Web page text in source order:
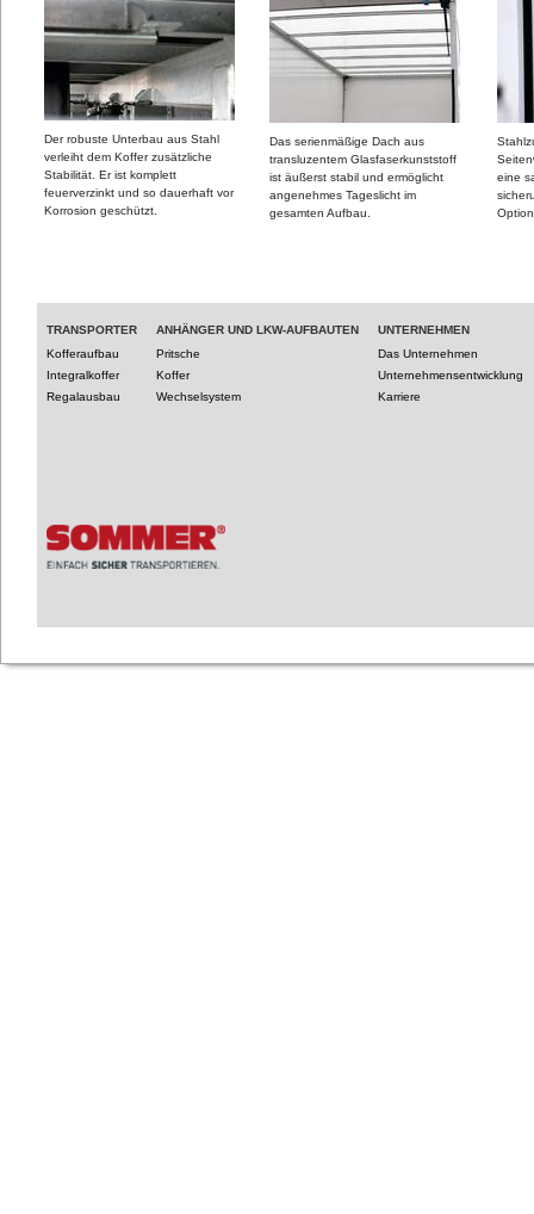
Der robuste Unterbau aus Stahl
verleiht dem Koffer zusätzliche
Stabilität. Er ist komplett
feuerverzinkt und so dauerhaft vor
Korrosion geschützt.
Das serienmäßige Dach aus
transluzentem Glasfaserkunststoff
ist äußerst stabil und ermöglicht
angenehmes Tageslicht im
gesamten Aufbau.
eine
TRANSPORTER
Kofferaufbau
Integralkoffer
Regalausbau
ANHÄNGER UND LKW-AUFBAUTEN
Pritsche
Koffer
Wechselsystem
UNTERNEHMEN
Das Unternehmen
Unternehmensentwicklung
Karriere